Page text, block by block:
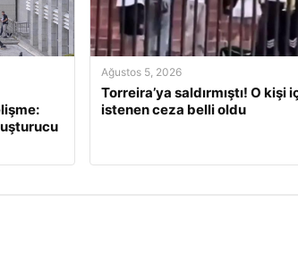
Ağustos 5, 2026
Torreira’ya saldırmıştı! O kişi
istenen ceza belli oldu